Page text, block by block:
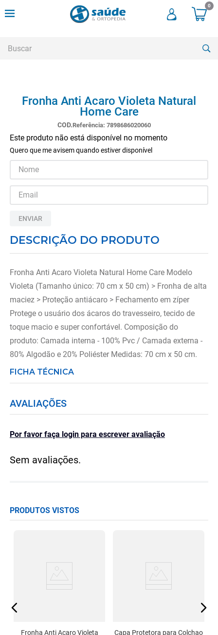
0
Fronha Anti Acaro Violeta Natural
Home Care
Referência: 7898686020060
Este produto não está disponível no momento
Quero que me avisem quando estiver disponível
ENVIAR
DESCRIÇÃO DO PRODUTO
Fronha Anti Acaro Violeta Natural Home Care Modelo
Violeta (Tamanho único: 70 cm x 50 cm) > Fronha de alta
maciez > Proteção antiácaro > Fechamento em zíper
Protege o usuário dos ácaros do travesseiro, tecido de
toque macio e super confortável. Composição do
produto: Camada interna - 100% Pvc / Camada externa -
80% Algodão e 20% Poliéster Medidas: 70 cm x 50 cm.
FICHA TÉCNICA
AVALIAÇÕES
Por favor faça login para escrever avaliação
Sem avaliações.
PRODUTOS VISTOS
Fronha Anti Acaro Violeta
Capa Protetora para Colchao
cadeira rodas
3º
andadores
4º
imobilizador joelho
bota imobilizadora
6º
cadeira rodas agile
7º
meia antitrombo
andador
9º
tipoia
10º cadeira higienica